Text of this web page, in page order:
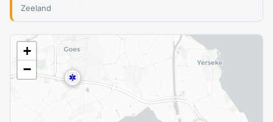
Zeeland
+
−